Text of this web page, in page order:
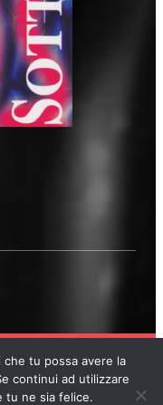
tu possa avere la
continui ad utilizzare
tu ne sia felice.